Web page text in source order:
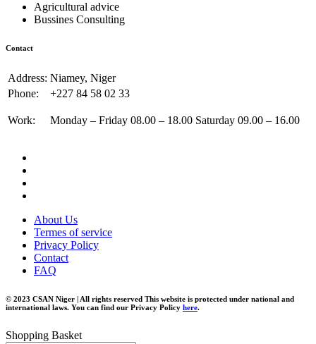
Agricultural advice
Bussines Consulting
Contact
Address: Niamey, Niger
Phone:
+227 84 58 02 33
Work: Monday – Friday 08.00 – 18.00 Saturday 09.00 – 16.00
About Us
Termes of service
Privacy Policy
Contact
FAQ
© 2023 CSAN Niger | All rights reserved This website is protected under national and
international laws. You can find our Privacy Policy here.
Shopping Basket